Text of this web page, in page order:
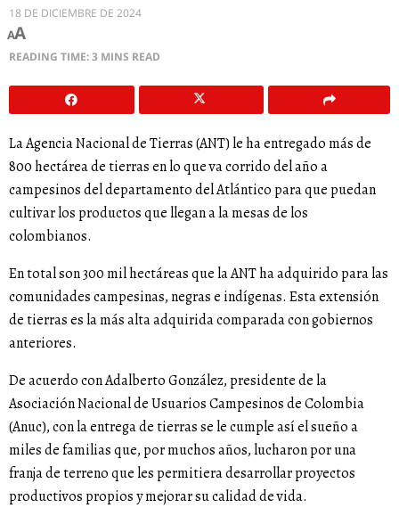
18 DE DICIEMBRE DE 2024
AA
READING TIME: 3 MINS READ
La Agencia Nacional de Tierras (ANT) le ha entregado más de
800 hectárea de tierras en lo que va corrido del año a
campesinos del departamento del Atlántico para que puedan
cultivar los productos que llegan a la mesas de los
colombianos.
En total son 300 mil hectáreas que la ANT ha adquirido para las
comunidades campesinas, negras e indígenas. Esta extensión
de tierras es la más alta adquirida comparada con gobiernos
anteriores.
De acuerdo con Adalberto González, presidente de la
Asociación Nacional de Usuarios Campesinos de Colombia
(Anuc), con la entrega de tierras se le cumple así el sueño a
miles de familias que, por muchos años, lucharon por una
franja de terreno que les permitiera desarrollar proyectos
productivos propios y mejorar su calidad de vida.